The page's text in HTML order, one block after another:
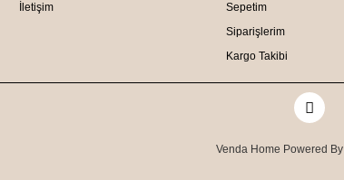
İletişim
Sepetim
Siparişlerim
Kargo Takibi
Venda Home Powered By